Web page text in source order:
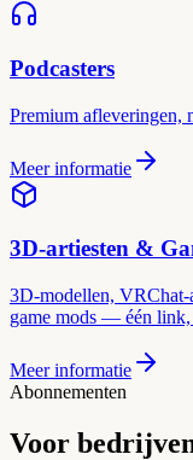
Podcasters
Premium afleveringen,
Meer informatie
3D-artiesten &
3D-modellen, VRChat-
game mods — één link,
Meer informatie
Abonnementen
Voor